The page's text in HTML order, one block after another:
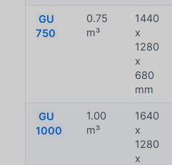
GU
750
0.75
m³
1440
x
1280
x
680
mm
GU
1000
1.00
m³
1640
x
1280
x